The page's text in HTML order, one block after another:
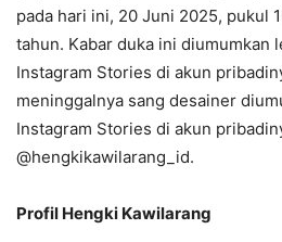
pada hari ini, 20 Juni 2025, pukul
tahun. Kabar duka ini diumumkan
Instagram Stories di akun
meninggalnya sang desainer
Instagram Stories di akun
@hengkikawilarang_id.
Profil Hengki Kawilarang